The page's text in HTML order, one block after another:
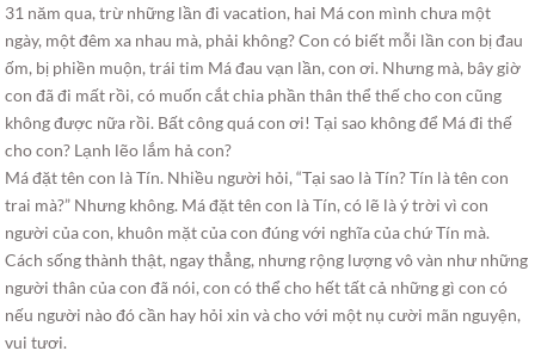
31 năm qua, trừ những lần đi vacation, hai Má con mình chưa một
ngày, một đêm xa nhau mà, phải không? Con có biết mỗi lần con bị đau
ốm, bị phiền muộn, trái tim Má đau vạn lần, con ơi. Nhưng mà, bây giờ
con đã đi mất rồi, có muốn cắt chia phần thân thể thế cho con cũng
không được nữa rồi. Bất công quá con ơi! Tại sao không để Má đi thế
cho con? Lạnh lẽo lắm hả con?
Má đặt tên con là Tín. Nhiều người hỏi, “Tại sao là Tín? Tín là tên con
trai mà?” Nhưng không. Má đặt tên con là Tín, có lẽ là ý trời vì con
người của con, khuôn mặt của con đúng với nghĩa của chứ Tín mà.
Cách sống thành thật, ngay thẳng, nhưng rộng lượng vô vàn như những
người thân của con đã nói, con có thể cho hết tất cả những gì con có
nếu người nào đó cần hay hỏi xin và cho với một nụ cười mãn nguyện,
vui tươi.